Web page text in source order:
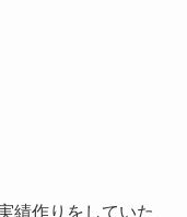
績作りをしていた